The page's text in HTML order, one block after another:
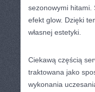
sezonowymi hitami.
efekt glow. Dzięki
własnej estetyki.
Ciekawą częścią
traktowana jako
wykonania